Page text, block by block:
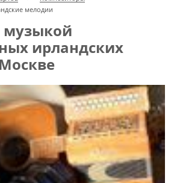
мелодии
музыкой
ирландских